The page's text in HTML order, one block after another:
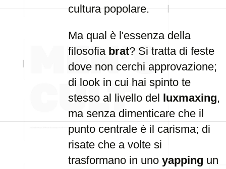
cultura popolare.
Ma qual è l'essenza della
filosofia brat? Si tratta di feste
dove non cerchi approvazione;
di look in cui hai spinto te
stesso al livello del luxmaxing,
ma senza dimenticare che il
punto centrale è il carisma; di
risate che a volte si
trasformano in uno yapping un